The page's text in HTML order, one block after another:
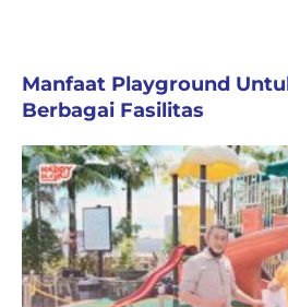
Manfaat Playground
Berbagai Fasilitas